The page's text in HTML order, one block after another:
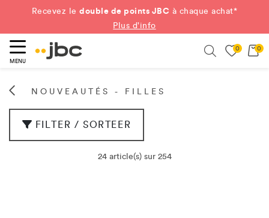
Recevez ledouble de points JBC à chaque achat*
Plus d'info
MENU
0 0
NOUVEAUTÉS - FILLES
FILTER / SORTEER
24 article(s) sur 254